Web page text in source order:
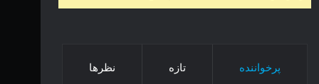
پرخواننده تازه نظرها